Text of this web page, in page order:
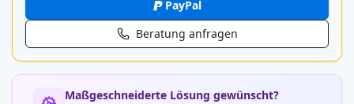
PayPal
Beratung anfragen
Maßgeschneiderte Lösung gewünscht?